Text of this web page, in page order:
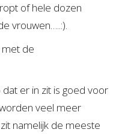
of hele dozen
vrouwen…..:).
met de
er in zit is goed voor
veel meer
namelijk de meeste